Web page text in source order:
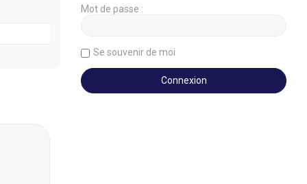
Mot de passe :
Se souvenir de moi